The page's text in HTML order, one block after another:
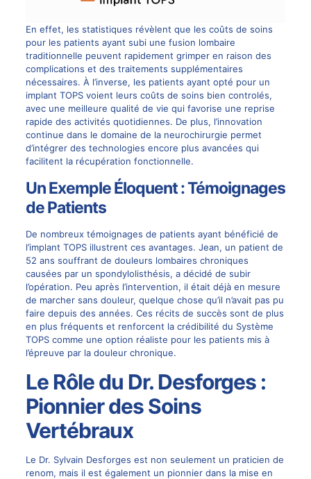
En effet, les statistiques révèlent que les coûts de soins
pour les patients ayant subi une fusion lombaire
traditionnelle peuvent rapidement grimper en raison des
complications et des traitements supplémentaires
nécessaires. À l’inverse, les patients ayant opté pour un
implant TOPS voient leurs coûts de soins bien controlés,
avec une meilleure qualité de vie qui favorise une reprise
rapide des activités quotidiennes. De plus, l’innovation
continue dans le domaine de la neurochirurgie permet
d’intégrer des technologies encore plus avancées qui
facilitent la récupération fonctionnelle.
Un Exemple Éloquent : Témoignages
de Patients
De nombreux témoignages de patients ayant bénéficié de
l’implant TOPS illustrent ces avantages. Jean, un patient de
52 ans souffrant de douleurs lombaires chroniques
causées par un spondylolisthésis, a décidé de subir
l’opération. Peu après l’intervention, il était déjà en mesure
de marcher sans douleur, quelque chose qu’il n’avait pas pu
faire depuis des années. Ces récits de succès sont de plus
en plus fréquents et renforcent la crédibilité du Système
TOPS comme une option réaliste pour les patients mis à
l’épreuve par la douleur chronique.
Le Rôle du Dr. Desforges :
Pionnier des Soins
Vertébraux
Le Dr. Sylvain Desforges est non seulement un praticien de
renom, mais il est également un pionnier dans la mise en